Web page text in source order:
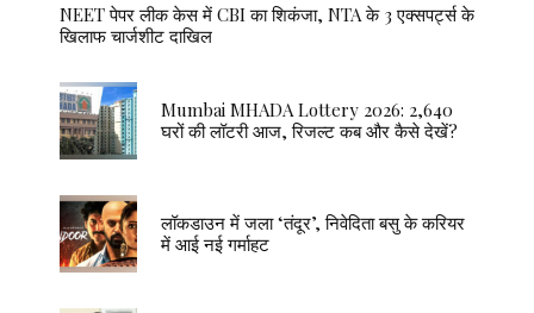
NEET पेपर लीक केस में CBI का शिकंजा, NTA के 3 एक्सपर्ट्स के
खिलाफ चार्जशीट दाखिल
Mumbai MHADA Lottery 2026: 2,640
घरों की लॉटरी आज, रिजल्ट कब और कैसे देखें?
लॉकडाउन में जला ‘तंदूर’, निवेदिता बसु के करियर
में आई नई गर्माहट